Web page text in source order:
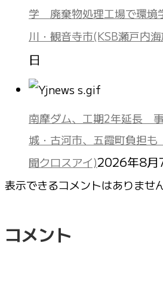
学 廃棄物処理工場で環
川・観音寺市(KSB瀬戸内
日
南摩ダム、工期2年延長
城・古河市、五霞町負担
聞クロスアイ)2026年8月
表示できるコメントはありません
コメント